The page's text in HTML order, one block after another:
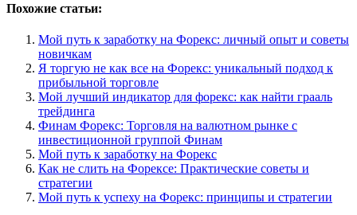
Похожие статьи:
Мой путь к заработку на Форекс: личный опыт и советы
новичкам
Я торгую не как все на Форекс: уникальный подход к
прибыльной торговле
Мой лучший индикатор для форекс: как найти грааль
трейдинга
Финам Форекс: Торговля на валютном рынке с
инвестиционной группой Финам
Мой путь к заработку на Форекс
Как не слить на Форексе: Практические советы и
стратегии
Мой путь к успеху на Форекс: принципы и стратегии